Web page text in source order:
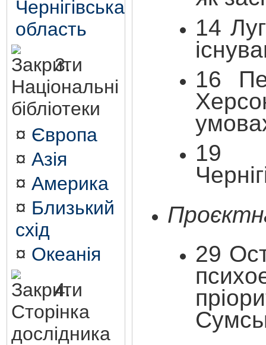
Чернігівська
область
3.
Національні
бібліотеки
¤ Європа
¤ Азія
¤ Америка
¤ Близький
схід
¤ Океанія
4.
Сторінка
дослідника
14
16
19
29